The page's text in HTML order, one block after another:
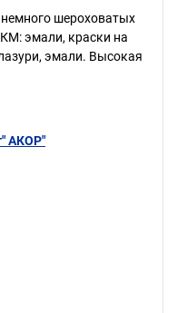
шероховатых
эмали, краски на
эмали. Высокая
АКОР"